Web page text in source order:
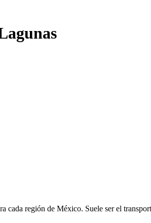
cada región de México. Suele ser el